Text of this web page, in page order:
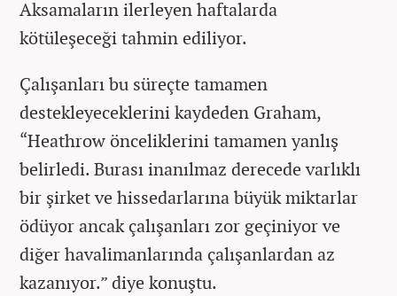
Aksamaların ilerleyen haftalarda
kötüleşeceği tahmin ediliyor.
Çalışanları bu süreçte tamamen
destekleyeceklerini kaydeden Graham,
“Heathrow önceliklerini tamamen yanlış
belirledi. Burası inanılmaz derecede varlıklı
bir şirket ve hissedarlarına büyük miktarlar
ödüyor ancak çalışanları zor geçiniyor ve
diğer havalimanlarında çalışanlardan az
kazanıyor.” diye konuştu.